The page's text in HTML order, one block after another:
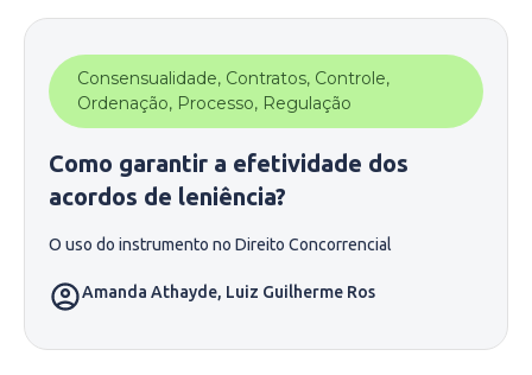
Consensualidade, Contratos, Controle,
Ordenação, Processo, Regulação
Como garantir a efetividade dos
acordos de leniência?
O uso do instrumento no Direito Concorrencial
Amanda Athayde, Luiz Guilherme Ros